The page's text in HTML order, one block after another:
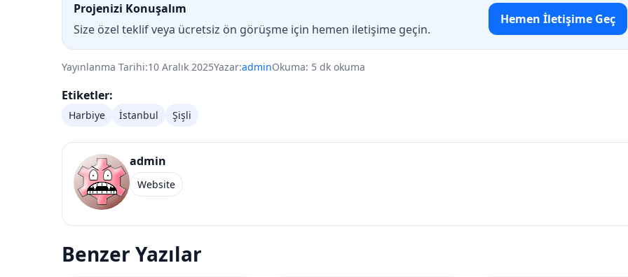
Projenizi Konuşalım
Size özel teklif veya ücretsiz ön görüşme için hemen iletişime geçin.
Hemen İletişime Geç
Yayınlanma Tarihi:10 Aralık 2025Yazar:adminOkuma: 5 dk okuma
Etiketler:
Harbiye İstanbul Şişli
admin
Website
Benzer Yazılar